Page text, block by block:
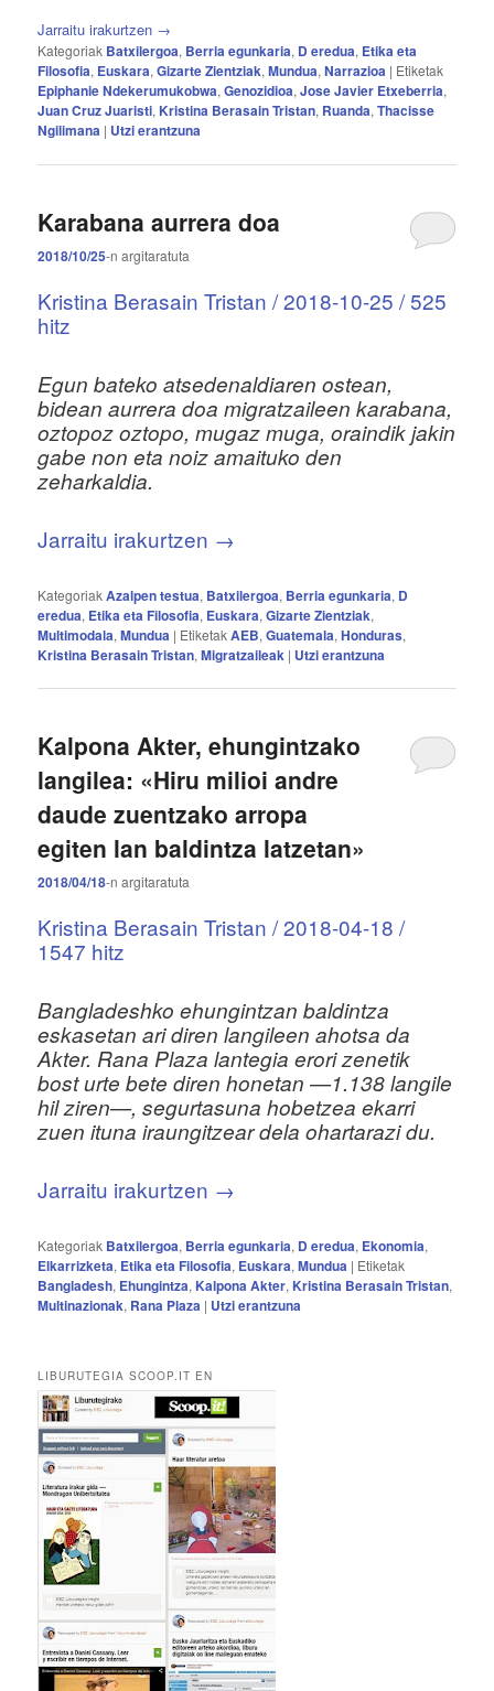
Jarraitu irakurtzen →
Kategoriak Batxilergoa, Berria egunkaria, D eredua, Etika eta
Filosofia, Euskara,Gizarte Zientziak,Mundua,Narrazioa | Etiketak
Epiphanie Ndekerumukobwa,Genozidioa,Jose Javier Etxeberria,
Juan Cruz Juaristi, Kristina Berasain Tristan, Ruanda,Thacisse
Ngilimana | Utzi erantzuna
Karabana aurrera doa
2018/10/25-nargitaratuta
Kristina Berasain Tristan / 2018-10-25 / 525
hitz
Egun bateko atsedenaldiaren ostean,
bidean aurrera doa migratzaileen karabana,
oztopoz oztopo, mugaz muga, oraindik jakin
gabe non eta noiz amaituko den
zeharkaldia.
Jarraitu irakurtzen →
KategoriakAzalpen testua, Batxilergoa, Berria egunkaria, D
eredua, Etika eta Filosofia, Euskara,Gizarte Zientziak,
Multimodala,Mundua | EtiketakAEB,Guatemala,Honduras,
Kristina Berasain Tristan,Migratzaileak | Utzi erantzuna
Kalpona Akter, ehungintzako
langilea: «Hiru milioi andre
daude zuentzako arropa
egiten lan baldintza latzetan»
2018/04/18-nargitaratuta
Kristina Berasain Tristan / 2018-04-18 /
1547 hitz
Bangladeshko ehungintzan baldintza
eskasetan ari diren langileen ahotsa da
Akter. Rana Plaza lantegia erori zenetik
bost urte bete diren honetan —1.138 langile
hil ziren—, segurtasuna hobetzea ekarri
zuen ituna iraungitzear dela ohartarazi du.
Jarraitu irakurtzen →
Kategoriak Batxilergoa, Berria egunkaria, D eredua, Ekonomia,
Elkarrizketa, Etika eta Filosofia, Euskara,Mundua | Etiketak
Bangladesh, Ehungintza, Kalpona Akter, Kristina Berasain Tristan,
Multinazionak, Rana Plaza | Utzi erantzuna
LIBURUTEGIA SCOOP.IT EN